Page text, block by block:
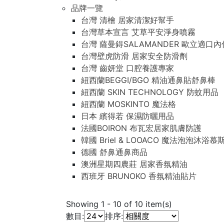
品牌一覽
台灣 清檜 居家清潔好幫手
台灣草本宣言 艾草平安淨身噴霧
台灣 薩曼鍀SALAMANDER 歐立適口內
台灣壁虎防滑 居家安全防滑劑
台灣 齒妍堂 口腔養護專家
紐西蘭BEGGI/BGO 精油通鼻貼舒鼻棒
紐西蘭 SKIN TECHNOLOGY 防蚊用品
紐西蘭 MOSKINTO 魔法格
日本 繽得若 保濕防曬用品
法國BOIRON 布瓦宏居家肌膚防護
韓國 Briel & LOOACO 魔法泡泡沐浴慕
德國 舒鼻通鼻商品
澳洲星期四農莊 居家香氛精油
西班牙 BRUNOKO 香氛精油貼片
Showing 1 - 10 of 10 item(s)
數目:
排序: